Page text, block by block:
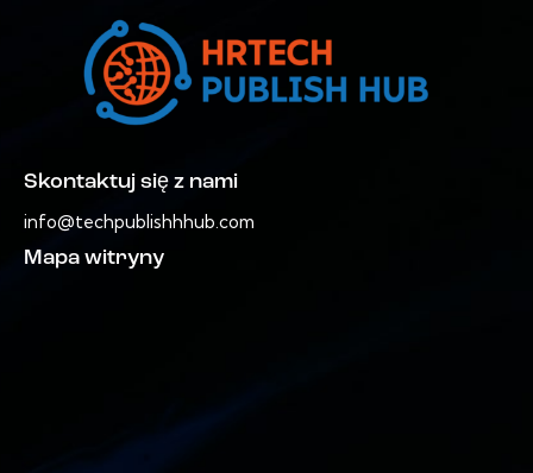
Skontaktuj się z nami
info@techpublishhhub.com
Mapa witryny